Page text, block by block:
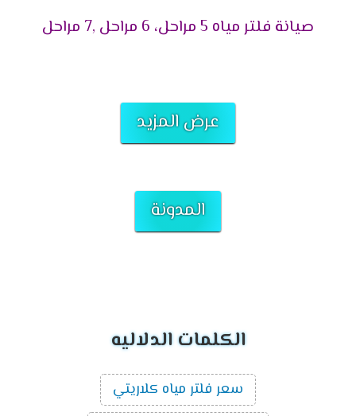
صيانة فلتر مياه 5 مراحل، 6 مراحل ,7 مراحل
عرض المزيد
المدونة
الكلمات الدلاليه
سعر فلتر مياه كلاريتي